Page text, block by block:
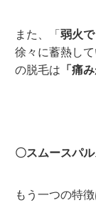
また、「弱火
徐々に蓄熱し
の脱毛は 「痛
〇スムースパ
もう一つの特徴